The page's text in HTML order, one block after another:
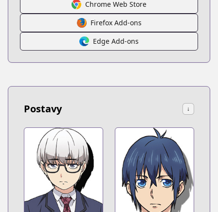
Chrome Web Store
Firefox Add-ons
Edge Add-ons
Postavy ↓